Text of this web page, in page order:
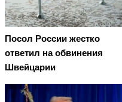
Посол России жестко
ответил на обвинения
Швейцарии